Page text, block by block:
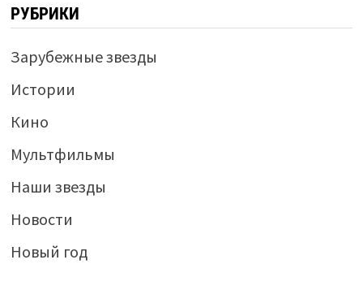
РУБРИКИ
Зарубежные звезды
Истории
Кино
Мультфильмы
Наши звезды
Новости
Новый год